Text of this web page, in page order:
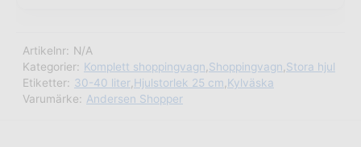
Artikelnr: N/A
Kategorier: Komplett shoppingvagn Shoppingvagn Stora hjul
Etiketter: 30-40 liter Hjulstorlek 25 cm Kylväska
Varumärke: Andersen Shopper